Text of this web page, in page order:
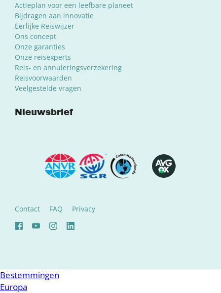
Actieplan voor een leefbare planeet
Bijdragen aan innovatie
Eerlijke Reiswijzer
Ons concept
Onze garanties
Onze reisexperts
Reis- en annuleringsverzekering
Reisvoorwaarden
Veelgestelde vragen
Nieuwsbrief
Contact FAQ Privacy
Bestemmingen
Europa